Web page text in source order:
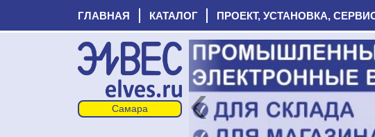
ГЛАВНАЯ КАТАЛОГ ПРОЕКТ, УСТАНОВКА,
‹